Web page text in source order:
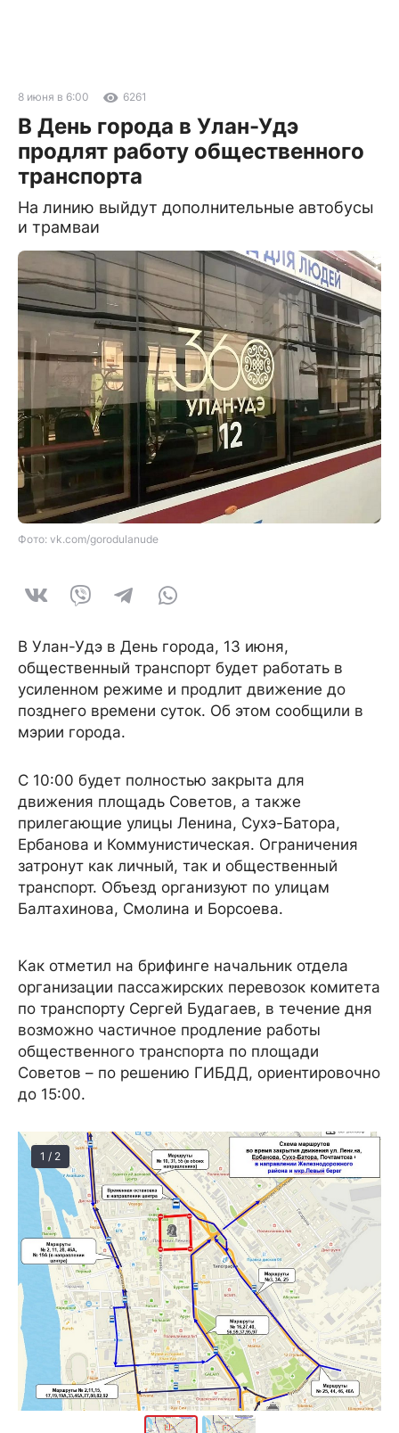
8 июня в 6:00 6261
В День города в Улан-Удэ
продлят работу общественного
транспорта
На линию выйдут дополнительные автобусы
и трамваи
Фото: vk.com/gorodulanude
В Улан-Удэ в День города, 13 июня,
общественный транспорт будет работать в
усиленном режиме и продлит движение до
позднего времени суток. Об этом сообщили в
мэрии города.
С 10:00 будет полностью закрыта для
движения площадь Советов, а также
прилегающие улицы Ленина, Сухэ-Батора,
Ербанова и Коммунистическая. Ограничения
затронут как личный, так и общественный
транспорт. Объезд организуют по улицам
Балтахинова, Смолина и Борсоева.
Как отметил на брифинге начальник отдела
организации пассажирских перевозок комитета
по транспорту Сергей Будагаев, в течение дня
возможно частичное продление работы
общественного транспорта по площади
Советов – по решению ГИБДД, ориентировочно
до 15:00.
1 / 2